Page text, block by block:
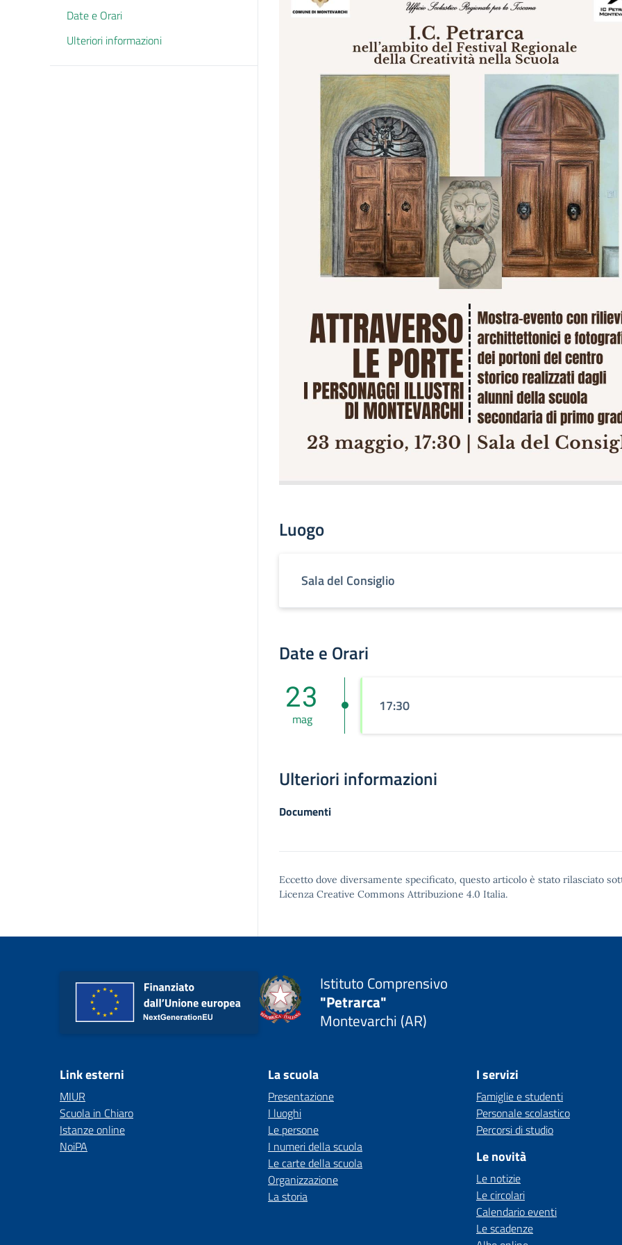
Date e Orari
Ulteriori informazioni
Luogo
Sala del Consiglio
Date e Orari
23
mag
17:30
Ulteriori informazioni
Documenti
Eccetto dove diversamente specificato, questo articolo è stato rilasciato
Licenza Creative Commons Attribuzione 4.0 Italia.
Istituto Comprensivo
"Petrarca"
Montevarchi (AR)
Link esterni
MIUR
Scuola in Chiaro
Istanze online
NoiPA
La scuola
Presentazione
I luoghi
Le persone
I numeri della scuola
Le carte della scuola
Organizzazione
La storia
I servizi
Famiglie e studenti
Personale scolastico
Percorsi di studio
Le novità
Le notizie
Le circolari
Calendario eventi
Le scadenze